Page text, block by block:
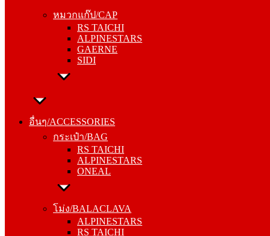
หมวกแก๊ป/CAP
RS TAICHI
ALPINESTARS
GAERNE
SIDI
อื่นๆ/ACCESSORIES
กระเป๋า/BAG
RS TAICHI
ALPINESTARS
ONEAL
โม่ง/BALACLAVA
ALPINESTARS
RS TAICHI
ALPINESTARS
GAERNE
SIDI
อื่นๆ/ACCESSORIES
RS TAICHI
ALPINESTARS
ONEAL
โม่ง/BALACLAVA
RS TAICHI
KOMINE